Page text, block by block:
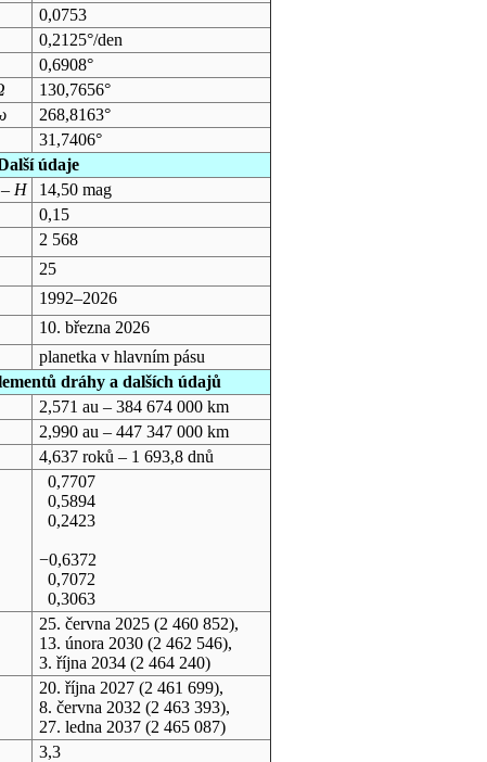
0,0753
0,2125°/den
0,6908°
130,7656°
268,8163°
31,7406°
údaje
H
14,50 mag
0,15
2 568
25
1992–2026
10. března 2026
planetka v hlavním pásu
dráhy a dalších údajů
2,571 au – 384 674 000 km
2,990 au – 447 347 000 km
4,637 roků – 1 693,8 dnů
0,7707
0,5894
0,2423
−0,6372
0,7072
0,3063
25. června 2025(2 460 852),
13. února 2030(2 462 546),
3. října 2034(2 464 240)
20. října 2027(2 461 699),
8. června 2032 (2 463 393),
27. ledna 2037(2 465 087)
3,3